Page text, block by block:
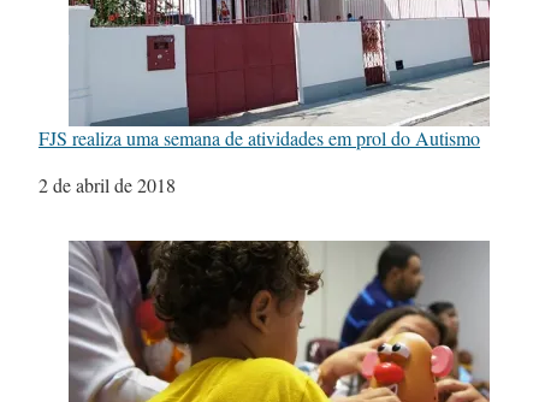
FJS realiza uma semana de atividades em prol do Autismo
Data
2 de abril de 2018